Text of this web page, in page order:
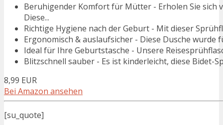
Beruhigender Komfort für Mütter - Erholen Sie sich
Diese...
Richtige Hygiene nach der Geburt - Mit dieser
Ergonomisch & auslaufsicher - Diese Dusche wurde
Ideal für Ihre Geburtstasche - Unsere
Blitzschnell sauber - Es ist kinderleicht, diese Bidet-
8,99 EUR
Bei Amazon ansehen
[su_quote]